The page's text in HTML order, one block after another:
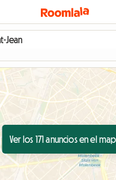
Ver los 171 anuncios en el